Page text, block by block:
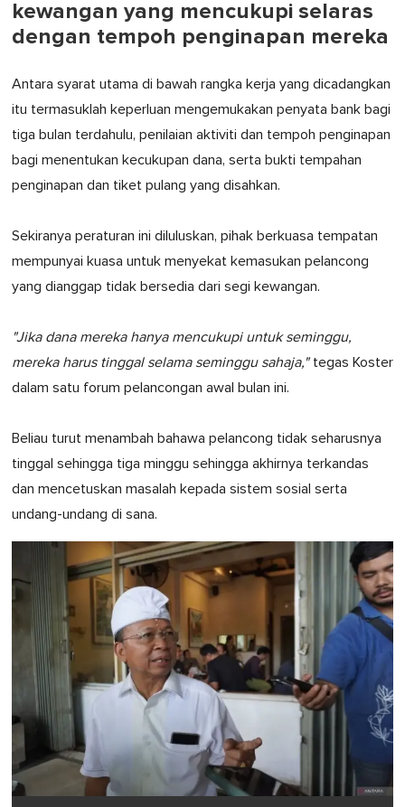
kewangan yang mencukupi selaras
dengan tempoh penginapan mereka
Antara syarat utama di bawah rangka kerja yang dicadangkan
itu termasuklah keperluan mengemukakan penyata bank bagi
tiga bulan terdahulu, penilaian aktiviti dan tempoh penginapan
bagi menentukan kecukupan dana, serta bukti tempahan
penginapan dan tiket pulang yang disahkan.
Sekiranya peraturan ini diluluskan, pihak berkuasa tempatan
mempunyai kuasa untuk menyekat kemasukan pelancong
yang dianggap tidak bersedia dari segi kewangan.
"Jika dana mereka hanya mencukupi untuk seminggu,
mereka harus tinggal selama seminggu sahaja,"tegas Koster
dalam satu forum pelancongan awal bulan ini.
Beliau turut menambah bahawa pelancong tidak seharusnya
tinggal sehingga tiga minggu sehingga akhirnya terkandas
dan mencetuskan masalah kepada sistem sosial serta
undang-undang di sana.